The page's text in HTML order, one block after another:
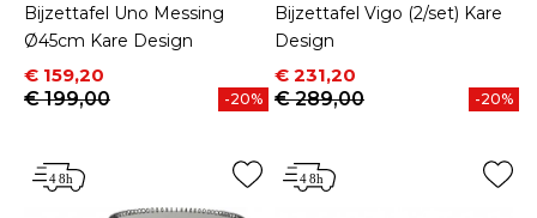
Bijzettafel Uno Messing
Ø45cm Kare Design
Prijs
€ 159,20
Normale prijs
€ 199,00
-20%
Bijzettafel Vigo (2/set) Kare
Design
Prijs
€ 231,20
Normale prijs
€ 289,00
-20%